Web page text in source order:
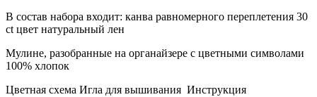
В состав набора входит: канва равномерного переплетения 30
ct цвет натуральный лен
Мулине, разобранные на органайзере с цветными символами
100% хлопок
Цветная схема Игла для вышивания Инструкция